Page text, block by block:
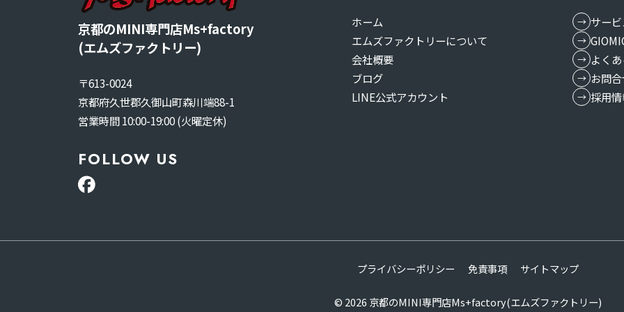
京都のMINI専門店Ms+factory
(エムズファクトリー)
〒613-0024
京都府久世郡久御山町森川端88-1
営業時間 10:00-19:00 (火曜定休)
FOLLOW US
ホーム
サー
エムズファクトリーについて
会社概要
よく
ブログ
お問
LINE公式アカウント
採用
プライバシーポリシー 免責事項 サイトマップ
© 2026 京都のMINI専門店Ms+factory(エムズファクトリー)